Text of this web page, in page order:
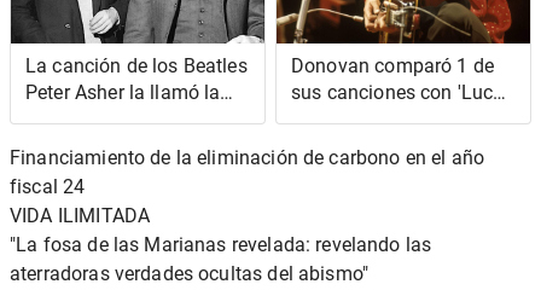
La canción de los Beatles
Peter Asher la llamó la
'mejor canción que he
escuchado'
Donovan comparó 1 de
sus canciones con 'Lucy
in the Sky with
Diamonds' de The
Beatles
Financiamiento de la eliminación de carbono en el año
fiscal 24
VIDA ILIMITADA
"La fosa de las Marianas revelada: revelando las
aterradoras verdades ocultas del abismo"